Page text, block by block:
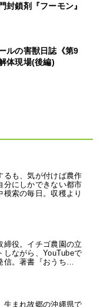
封鎖剤『フーモン』
ルの害獣日誌《第9
体現場(後編)
るも、気が付けば農作
分にしかできない都市
索の毎日。収穫より
締役。イチゴ農園の立
しながら、YouTubeで
信。著書『おうち…
生まれ故郷の沖縄県で